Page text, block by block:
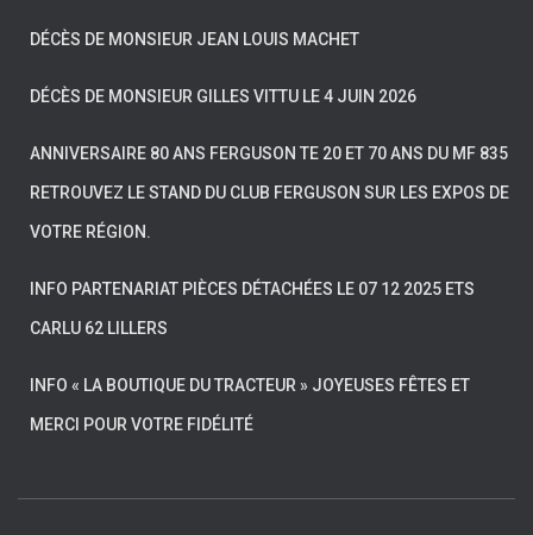
DÉCÈS DE MONSIEUR JEAN LOUIS MACHET
DÉCÈS DE MONSIEUR GILLES VITTU LE 4 JUIN 2026
ANNIVERSAIRE 80 ANS FERGUSON TE 20 ET 70 ANS DU MF 835
RETROUVEZ LE STAND DU CLUB FERGUSON SUR LES EXPOS DE
VOTRE RÉGION.
INFO PARTENARIAT PIÈCES DÉTACHÉES LE 07 12 2025 ETS
CARLU 62 LILLERS
INFO « LA BOUTIQUE DU TRACTEUR » JOYEUSES FÊTES ET
MERCI POUR VOTRE FIDÉLITÉ